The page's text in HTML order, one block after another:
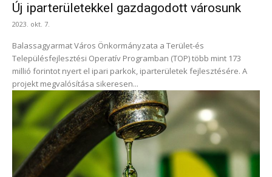
Új iparterületekkel gazdagodott városunk
2023. okt. 7.
Balassagyarmat Város Önkormányzata a Terület-és
Településfejlesztési Operatív Programban (TOP) több mint 173
millió forintot nyert el ipari parkok, iparterületek fejlesztésére. A
projekt megvalósítása sikeresen...